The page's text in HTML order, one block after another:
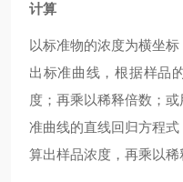
计算
以标准物的浓度为横坐
出标准曲线，根据样品
度；再乘以稀释倍数；
准曲线的直线回归方程
算出样品浓度，再乘以稀